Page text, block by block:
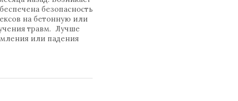
безопасность
на бетонную или
травм. Лучше
или падения